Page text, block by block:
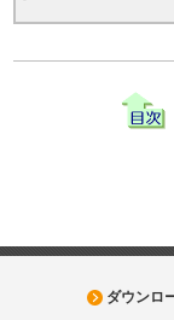
ダウンロ